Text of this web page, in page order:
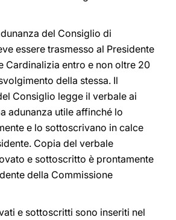
del Consiglio di
essere trasmesso al Presidente
Cardinalizia entro e non oltre 20
della stessa. Il
Consiglio legge il verbale ai
adunanza utile affinché lo
e lo sottoscrivano in calce
Copia del verbale
e sottoscritto è prontamente
della Commissione
e sottoscritti sono inseriti nel